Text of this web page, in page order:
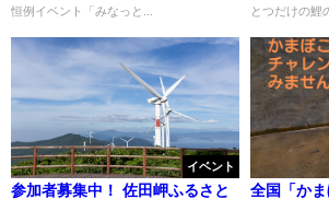
恒例イベント「みなっと...
とつだけの鯉
イベント
参加者募集中！ 佐田岬ふるさと
全国「か